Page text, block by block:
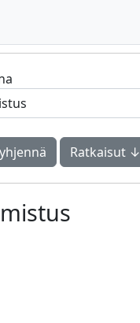
Ratkaisut ↓